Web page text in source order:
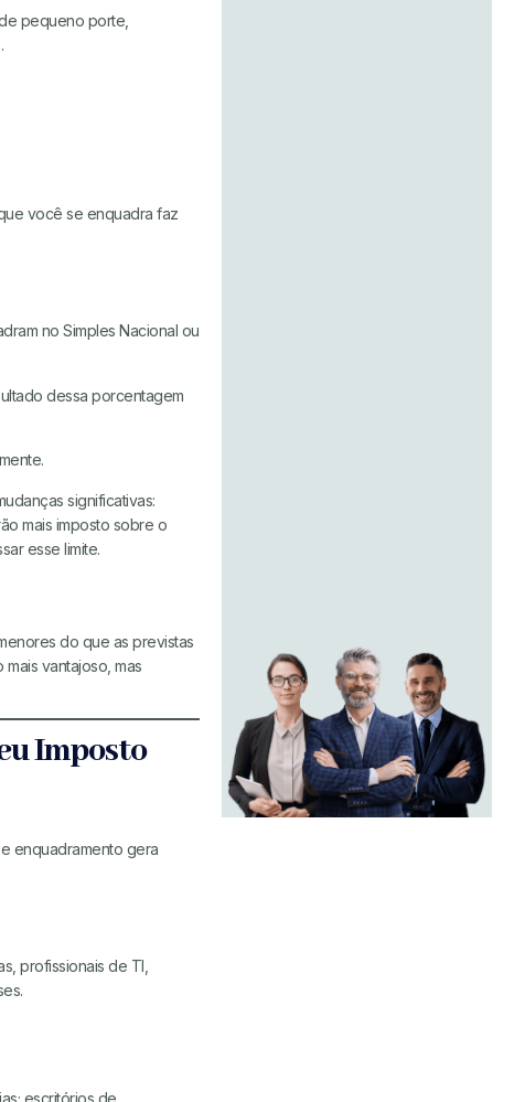
pequeno porte,
você se enquadra faz
no Simples Nacional ou
dessa porcentagem
significativas:
mais imposto sobre o
esse limite.
do que as previstas
vantajoso, mas
Imposto
enquadramento gera
profissionais de TI,
escritórios de